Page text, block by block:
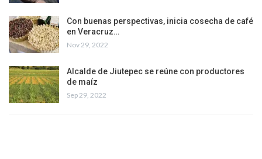
Con buenas perspectivas, inicia cosecha de café
en Veracruz…
Nov 29, 2022
Alcalde de Jiutepec se reúne con productores
de maíz
Sep 29, 2022